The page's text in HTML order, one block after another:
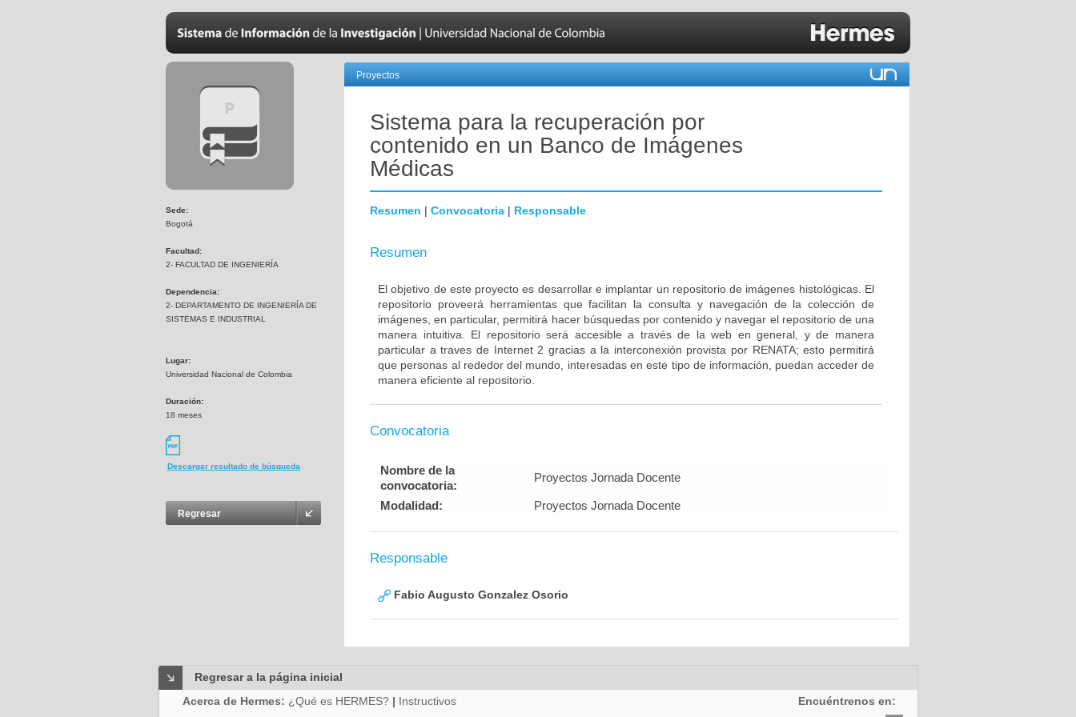
Sede:
Bogotá
Facultad:
2- FACULTAD DE INGENIERÍA
Dependencia:
2- DEPARTAMENTO DE INGENIERÍA DE
SISTEMAS E INDUSTRIAL
Lugar:
Universidad Nacional de Colombia
Duración:
18 meses
Descargar resultado de búsqueda
Regresar
Proyectos
Sistema para la recuperación por
contenido en un Banco de Imágenes
Médicas
Resumen | Convocatoria | Responsable
Resumen
El objetivo de este proyecto es desarrollar e implantar un repositorio de imágenes histológicas. El
repositorio proveerá herramientas que facilitan la consulta y navegación de la colección de
imágenes, en particular, permitirá hacer búsquedas por contenido y navegar el repositorio de una
manera intuitiva. El repositorio será accesible a través de la web en general, y de manera
particular a traves de Internet 2 gracias a la interconexión provista por RENATA; esto permitirá
que personas al rededor del mundo, interesadas en este tipo de información, puedan acceder de
manera eficiente al repositorio.
Convocatoria
Nombre de la
convocatoria:
Proyectos Jornada Docente
Modalidad: Proyectos Jornada Docente
Responsable
Fabio Augusto Gonzalez Osorio
Regresar a la página inicial
Acerca de Hermes: ¿Qué es HERMES? | Instructivos Encuéntrenos en: